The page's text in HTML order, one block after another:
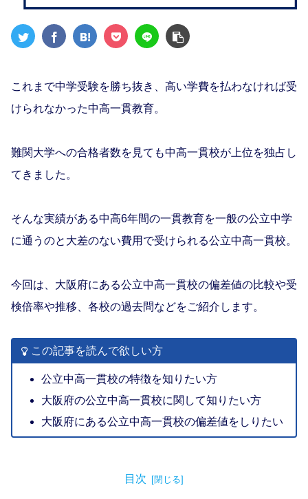
これまで中学受験を勝ち抜き、高い学費を払わなければ受
けられなかった中高一貫教育。
難関大学への合格者数を見ても中高一貫校が上位を独占し
てきました。
そんな実績がある中高6年間の一貫教育を一般の公立中学
に通うのと大差のない費用で受けられる公立中高一貫校。
今回は、大阪府にある公立中高一貫校の偏差値の比較や受
検倍率や推移、各校の過去問などをご紹介します。
この記事を読んで欲しい方
公立中高一貫校の特徴を知りたい方
大阪府の公立中高一貫校に関して知りたい方
大阪府にある公立中高一貫校の偏差値をしりたい
目次